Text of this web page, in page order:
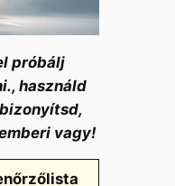
próbálj
használd
vagy!